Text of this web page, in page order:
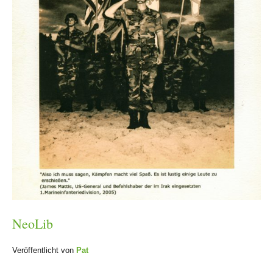
NeoLib
Veröffentlicht von Pat